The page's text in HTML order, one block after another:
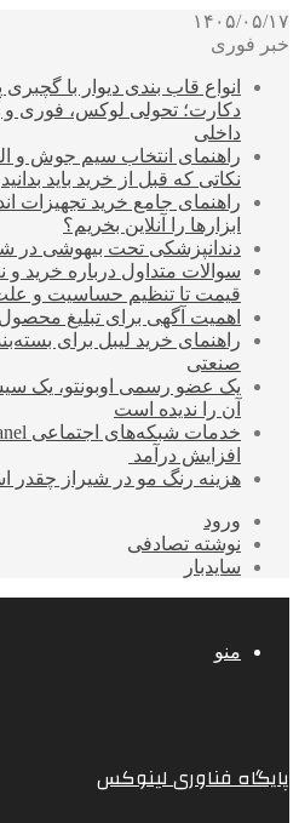
۱۴۰۵/۰۵/۱۷
خبر فوری
انواع قاب بندی دیوار با
دکارت؛ تحولی لوکس، فوری و
داخلی
راهنمای انتخاب سیم جوش و
نکاتی که قبل از خرید باید بدانید
راهنمای جامع خرید تجهیزات
ابزارها را آنلاین بخریم؟
دندانپزشکی تحت بیهوشی در
سوالات متداول درباره خرید
قیمت تا تنظیم حساسیت و
اهمیت آگهی برای تبلیغ
راهنمای خرید لیبل برای
صنعتی
یک عضو رسمی اوبونتو، یک
آن را ندیده است
افزایش درآمد
هزینه رنگ مو در شیراز چقدر
ورود
نوشته تصادفی
سایدبار
منو
پایگاه فناوری لینوکس